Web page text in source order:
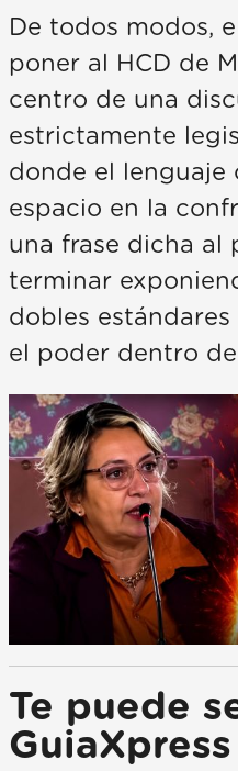
De todos modos,
poner al HCD de
centro de una
estrictamente
donde el lenguaje
espacio en la
una frase dicha al
terminar
dobles
el poder dentro
Te puede
GuiaXpress